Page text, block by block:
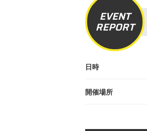
EVENT
REPORT
日時
開催場所